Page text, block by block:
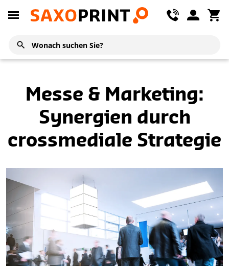
Messe & Marketing:
Synergien durch
crossmediale Strategie